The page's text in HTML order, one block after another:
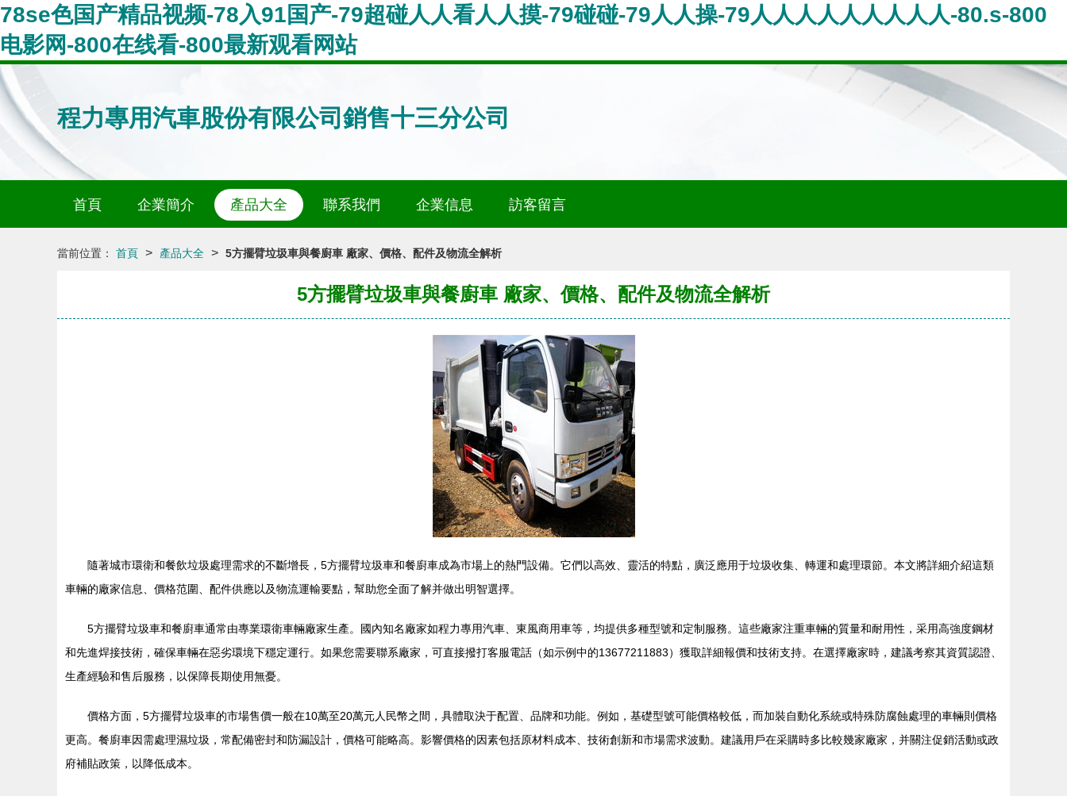
78se色国产精品视频-78入91国产-79超碰人人看人人摸-79碰碰-79人人操-79人人人人人人人人人-80.s-800
电影网-800在线看-800最新观看网站
程力專用汽車股份有限公司銷售十三分公司
首頁 企業簡介 產品大全 聯系我們 企業信息 訪客留言
當前位置： 首頁 > 產品大全 > 5方擺臂垃圾車與餐廚車 廠家、價格、配件及物流全解析
5方擺臂垃圾車與餐廚車 廠家、價格、配件及物流全解析
隨著城市環衛和餐飲垃圾處理需求的不斷增長，5方擺臂垃圾車和餐廚車成為市場上的熱門設備。它們以高效、靈活的特點，廣泛應用于垃圾收集、轉運和處理環節。本文將詳細介紹這類
車輛的廠家信息、價格范圍、配件供應以及物流運輸要點，幫助您全面了解并做出明智選擇。
5方擺臂垃圾車和餐廚車通常由專業環衛車輛廠家生產。國內知名廠家如程力專用汽車、東風商用車等，均提供多種型號和定制服務。這些廠家注重車輛的質量和耐用性，采用高強度鋼材
和先進焊接技術，確保車輛在惡劣環境下穩定運行。如果您需要聯系廠家，可直接撥打客服電話（如示例中的13677211883）獲取詳細報價和技術支持。在選擇廠家時，建議考察其資質認證、
生產經驗和售后服務，以保障長期使用無憂。
價格方面，5方擺臂垃圾車的市場售價一般在10萬至20萬元人民幣之間，具體取決于配置、品牌和功能。例如，基礎型號可能價格較低，而加裝自動化系統或特殊防腐蝕處理的車輛則價格
更高。餐廚車因需處理濕垃圾，常配備密封和防漏設計，價格可能略高。影響價格的因素包括原材料成本、技術創新和市場需求波動。建議用戶在采購時多比較幾家廠家，并關注促銷活動或政
府補貼政策，以降低成本。